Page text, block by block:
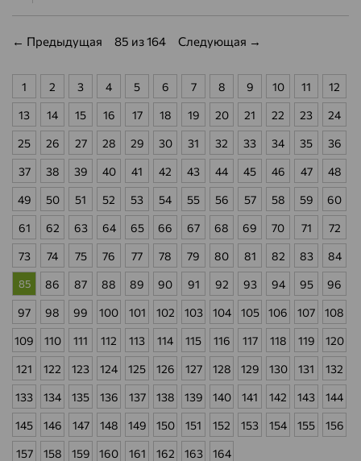
← Предыдущая 85 из 164 Следующая →
1 2 3 4 5 6 7 8 9 10 11 12
13 14 15 16 17 18 19 20 21 22 23 24
25 26 27 28 29 30 31 32 33 34 35 36
37 38 39 40 41 42 43 44 45 46 47 48
49 50 51 52 53 54 55 56 57 58 59 60
61 62 63 64 65 66 67 68 69 70 71 72
73 74 75 76 77 78 79 80 81 82 83 84
85 86 87 88 89 90 91 92 93 94 95 96
97 98 99 100 101 102 103 104 105 106 107 108
109 110 111 112 113 114 115 116 117 118 119 120
121 122 123 124 125 126 127 128 129 130 131 132
133 134 135 136 137 138 139 140 141 142 143 144
145 146 147 148 149 150 151 152 153 154 155 156
157 158 159 160 161 162 163 164